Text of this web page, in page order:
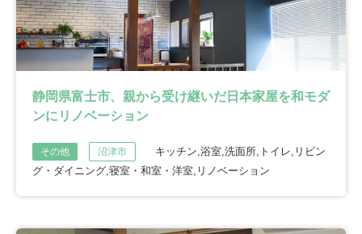
静岡県富士市、親から受け継いだ日本家屋を和モダ
ンにリノベーション
その他 沼津市
キッチン,浴室,洗面所,トイレ,リビン
グ・ダイニング,寝室・和室・洋室,リノベーション